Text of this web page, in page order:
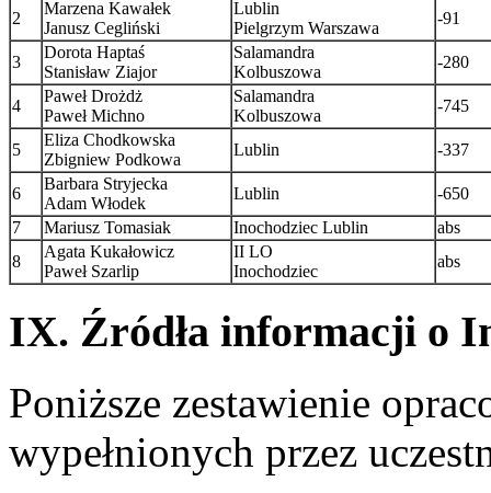
2
Marzena Kawałek
Janusz Cegliński
Lublin
Pielgrzym Warszawa
-91
3
Dorota Haptaś
Stanisław Ziajor
Salamandra
Kolbuszowa
-280
4
Paweł Drożdż
Paweł Michno
Salamandra
Kolbuszowa
-745
5
Eliza Chodkowska
Zbigniew Podkowa
Lublin -337
6
Barbara Stryjecka
Adam Włodek
Lublin
-650
7
Mariusz Tomasiak Inochodziec Lublin
abs
8
Agata Kukałowicz
Paweł Szarlip
II LO
Inochodziec
abs
IX. Źródła informacji o
Poniższe zestawienie
wypełnionych przez